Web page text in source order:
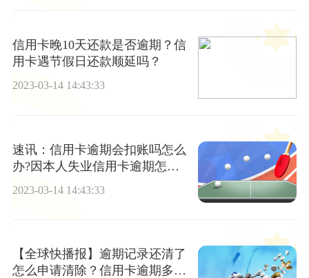
信用卡晚10天还款是否逾期？信
用卡遇节假日还款顺延吗？
2023-03-14 14:43:33
速讯：信用卡逾期会扣账吗怎么
办?因本人失业信用卡逾期怎么
2023-03-14 14:43:33
【全球快播报】逾期记录还清了
怎么申请清除？信用卡逾期多久